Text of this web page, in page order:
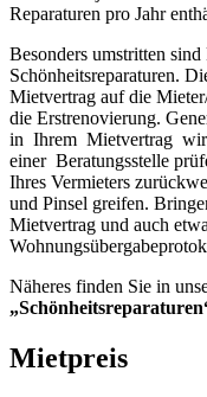
Reparaturen pro Jahr
Besonders umstritten
Schönheitsreparaturen.
Mietvertrag auf die
die Erstrenovierung.
in Ihrem Mietvertrag
einer Beratungsstelle
Ihres Vermieters
und Pinsel greifen.
Mietvertrag und auch
Näheres finden Sie in
Mietpreis